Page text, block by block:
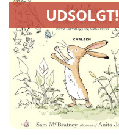
UDSOLGT!